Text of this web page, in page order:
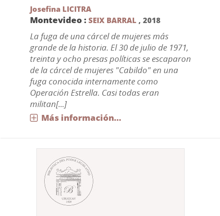
Josefina LICITRA
Montevideo : SEIX BARRAL , 2018
La fuga de una cárcel de mujeres más
grande de la historia. El 30 de julio de 1971,
treinta y ocho presas políticas se escaparon
de la cárcel de mujeres "Cabildo" en una
fuga conocida internamente como
Operación Estrella. Casi todas eran
militan[...]
Más información...